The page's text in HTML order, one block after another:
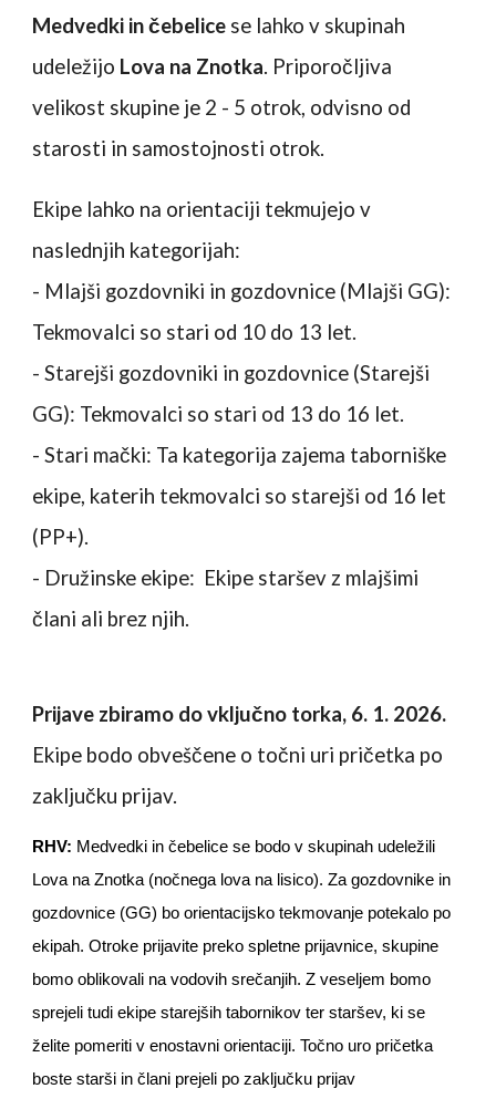
Medvedki in čebelice se lahko v skupinah
udeležijo Lova na Znotka. Priporočljiva
velikost skupine je 2 - 5 otrok, odvisno od
starosti in samostojnosti otrok.
Ekipe lahko na orientaciji tekmujejo v
naslednjih kategorijah:
- Mlajši gozdovniki in gozdovnice (Mlajši GG):
Tekmovalci so stari od 10 do 13 let.
- Starejši gozdovniki in gozdovnice (Starejši
GG): Tekmovalci so stari od 13 do 16 let.
- Stari mački: Ta kategorija zajema taborniške
ekipe, katerih tekmovalci so starejši od 16 let
(PP+).
- Družinske ekipe: Ekipe staršev z mlajšimi
člani ali brez njih.
Prijave zbiramo do vključno torka, 6. 1. 2026.
Ekipe bodo obveščene o točni uri pričetka po
zaključku prijav.
RHV: Medvedki in čebelice se bodo v skupinah udeležili
Lova na Znotka (nočnega lova na lisico). Za gozdovnike in
gozdovnice (GG) bo orientacijsko tekmovanje potekalo po
ekipah. Otroke prijavite preko spletne prijavnice, skupine
bomo oblikovali na vodovih srečanjih. Z veseljem bomo
sprejeli tudi ekipe starejših tabornikov ter staršev, ki se
želite pomeriti v enostavni orientaciji. Točno uro pričetka
boste starši in člani prejeli po zaključku prijav